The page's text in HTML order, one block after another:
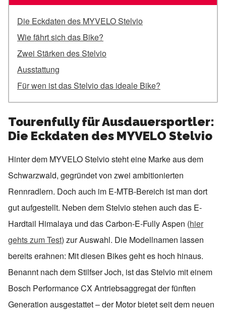
Die Eckdaten des MYVELO Stelvio
Wie fährt sich das Bike?
Zwei Stärken des Stelvio
Ausstattung
Für wen ist das Stelvio das ideale Bike?
Tourenfully für Ausdauersportler:
Die Eckdaten des MYVELO Stelvio
Hinter dem MYVELO Stelvio steht eine Marke aus dem
Schwarzwald, gegründet von zwei ambitionierten
Rennradlern. Doch auch im E-MTB-Bereich ist man dort
gut aufgestellt. Neben dem Stelvio stehen auch das E-
Hardtail Himalaya und das Carbon-E-Fully Aspen (hier
gehts zum Test) zur Auswahl. Die Modellnamen lassen
bereits erahnen: Mit diesen Bikes geht es hoch hinaus.
Benannt nach dem Stilfser Joch, ist das Stelvio mit einem
Bosch Performance CX Antriebsaggregat der fünften
Generation ausgestattet – der Motor bietet seit dem neuen